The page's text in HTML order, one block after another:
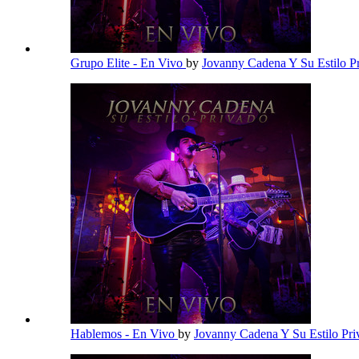
Grupo Elite - En Vivo by Jovanny Cadena Y Su Estilo
Hablemos - En Vivo by Jovanny Cadena Y Su Estilo